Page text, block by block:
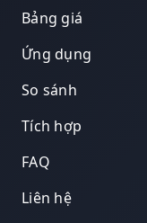
Bảng giá
Ứng dụng
So sánh
Tích hợp
FAQ
Liên hệ